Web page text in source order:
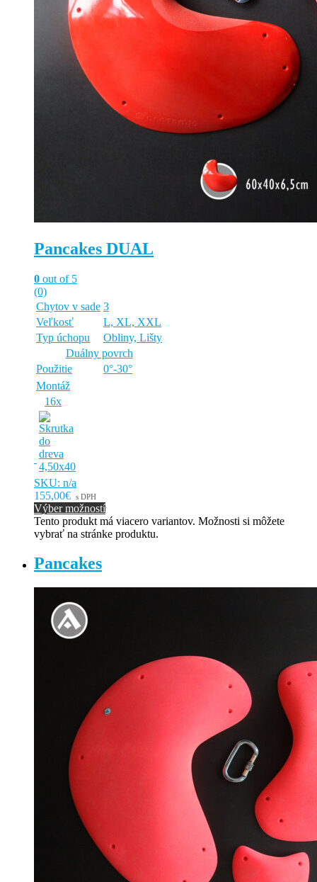
Pancakes DUAL
0 out of 5
(0)
Chytov v sade 3
Veľkosť
L, XL, XXL
Typ úchopu
Obliny, Lišty
Duálny povrch
Použitie
0°-30°
Montáž
16x
SKU: n/a
155,00€ s DPH
Výber možností
Tento produkt má viacero variantov. Možnosti si môžete
vybrať na stránke produktu.
Pancakes